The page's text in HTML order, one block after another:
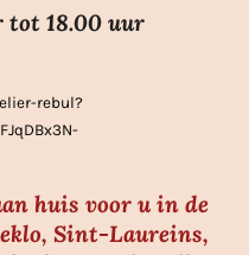
18.00 uur
rebul?
huis voor u in de
Sint-Laureins,